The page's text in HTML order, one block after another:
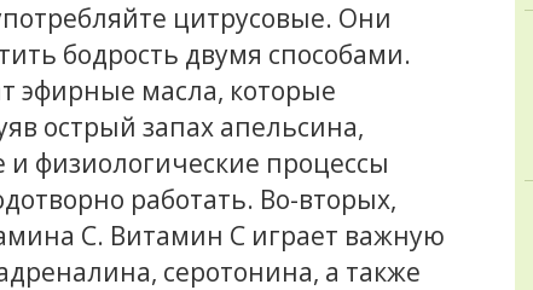
цитрусовые. Они
бодрость двумя способами.
эфирные масла, которые
острый запах апельсина,
физиологические процессы
работать. Во-вторых,
С. Витамин С играет важную
серотонина, а также